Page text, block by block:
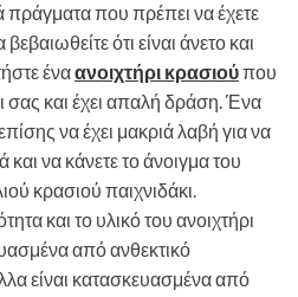
πράγματα που πρέπει να έχετε
ότι είναι άνετο και
έναανοιχτήρι κρασιούπου
σας και έχει απαλή δράση. Ένα
να έχει μακριά λαβή για να
να κάνετε το άνοιγμα του
κρασιού παιχνιδάκι.
και το υλικό του ανοιχτήρι
από ανθεκτικό
είναι κατασκευασμένα από